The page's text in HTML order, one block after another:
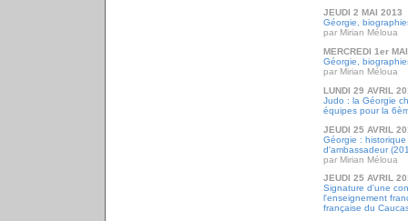
JEUDI 2 MAI 2013
Géorgie,
par Mirian Méloua
MERCREDI 1er
Géorgie,
par Mirian Méloua
LUNDI 29 AVRIL
Judo : la Géorgie
équipes pour la
JEUDI 25 AVRIL
Géorgie :
d'ambassadeur
par Mirian Méloua
JEUDI 25 AVRIL
Signature d'une
l'enseignement
française du